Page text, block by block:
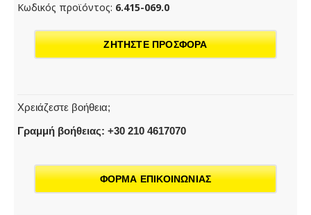
Κωδικός προϊόντος: 6.415-069.0
ΖΗΤΗΣΤΕ ΠΡΟΣΦΟΡΑ
Χρειάζεστε βοήθεια;
Γραμμή βοήθειας: +30 210 4617070
ΦΟΡΜΑ ΕΠΙΚΟΙΝΩΝΙΑΣ